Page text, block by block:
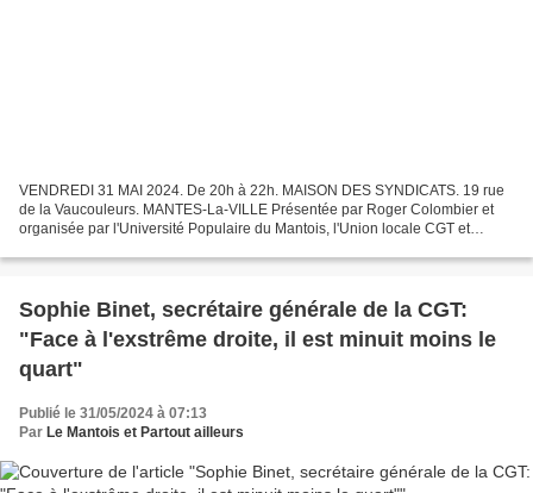
VENDREDI 31 MAI 2024. De 20h à 22h. MAISON DES SYNDICATS. 19 rue
de la Vaucouleurs. MANTES-La-VILLE Présentée par Roger Colombier et
organisée par l'Université Populaire du Mantois, l'Union locale CGT et
Sophie Binet, secrétaire générale de la CGT:
"Face à l'exstrême droite, il est minuit moins le
quart"
Publié le 31/05/2024 à 07:13
Par Le Mantois et Partout ailleurs